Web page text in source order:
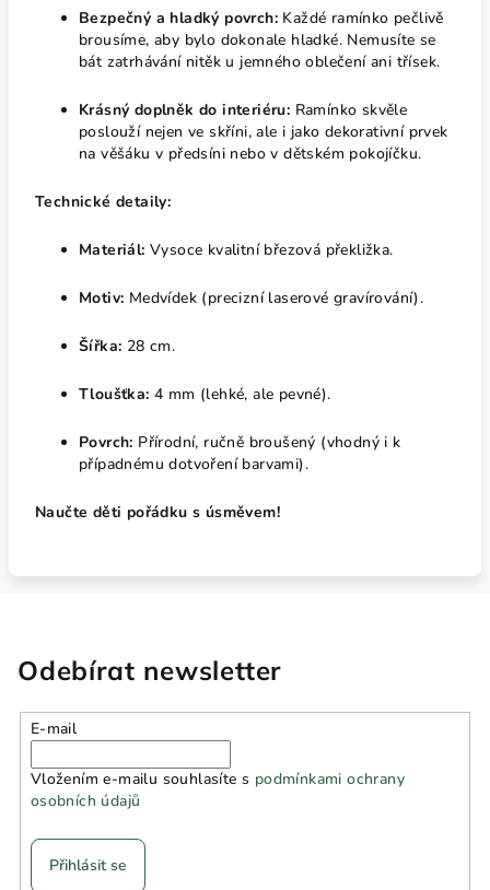
Bezpečný a hladký povrch: Každé ramínko pečlivě
brousíme, aby bylo dokonale hladké. Nemusíte se
bát zatrhávání nitěk u jemného oblečení ani třísek.
Krásný doplněk do interiéru: Ramínko skvěle
poslouží nejen ve skříni, ale i jako dekorativní prvek
na věšáku v předsíni nebo v dětském pokojíčku.
Technické detaily:
Materiál: Vysoce kvalitní březová překližka.
Motiv: Medvídek (precizní laserové gravírování).
Šířka: 28 cm.
Tloušťka: 4 mm (lehké, ale pevné).
Povrch: Přírodní, ručně broušený (vhodný i k
případnému dotvoření barvami).
Naučte děti pořádku s úsměvem!
Odebírat newsletter
E-mail
Vložením e-mailu souhlasíte s podmínkami ochrany
osobních údajů
Přihlásit se